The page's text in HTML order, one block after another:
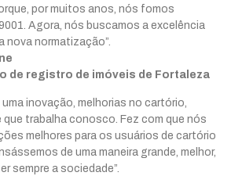
por muitos anos, nós fomos
Agora, nós buscamos a excelência
nova normatização”.
de registro de imóveis de Fortaleza
inovação, melhorias no cartório,
trabalha conosco. Fez com que nós
melhores para os usuários de cartório
de uma maneira grande, melhor,
sempre a sociedade”.